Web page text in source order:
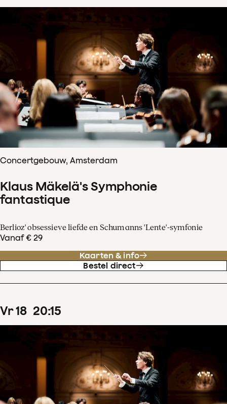
Concertgebouw, Amsterdam
Klaus Mäkelä's Symphonie
fantastique
Berlioz' obsessieve liefde en Schumanns 'Lente'-symfonie
Vanaf € 29
Kaarten & info
Bestel direct
vr18 20:15